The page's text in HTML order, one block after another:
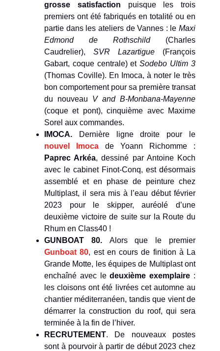
grosse satisfaction puisque les trois
premiers ont été fabriqués en totalité ou en
partie dans les ateliers de Vannes : le Maxi
Edmond de Rothschild(Charles
Caudrelier), SVR Lazartigue (François
Gabart, coque centrale) etSodebo Ultim 3
(Thomas Coville). En Imoca, à noter le très
bon comportement pour sa première transat
du nouveau V and B-Monbana-Mayenne
(coque et pont), cinquième avec Maxime
Sorel aux commandes.
IMOCA. Dernière ligne droite pour le
nouvel Imoca de Yoann Richomme :
Paprec Arkéa, dessiné par Antoine Koch
avec le cabinet Finot-Conq, est désormais
assemblé et en phase de peinture chez
Multiplast, il sera mis à l’eau début février
2023 pour le skipper, auréolé d’une
deuxième victoire de suite sur la Route du
Rhum en Class40 !
GUNBOAT 80. Alors que le premier
Gunboat 80, est en cours de finition à La
Grande Motte, les équipes de Multiplast ont
enchaîné avec ledeuxième exemplaire :
les cloisons ont été livrées cet automne au
chantier méditerranéen, tandis que vient de
démarrer la construction du roof, qui sera
terminée à la fin de l’hiver.
RECRUTEMENT. De nouveaux postes
sont à pourvoir à partir de début 2023 chez